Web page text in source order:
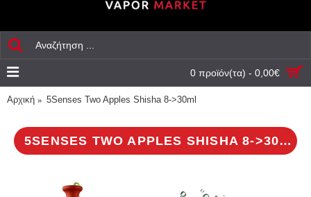
0 προϊόν(τα) - 0,00€
Αρχική 5Senses Two Apples Shisha 8->30ml
5SENSES TWO APPLES SHISHA 8->30ML